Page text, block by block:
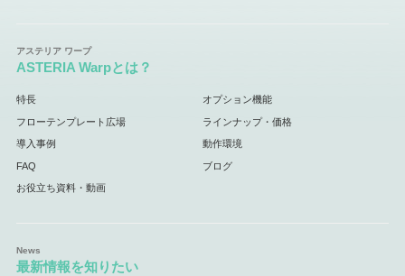
ASTERIA Warpとは？
特長 オプション機能
フローテンプレート広場 ラインナップ・価格
導入事例 動作環境
FAQ ブログ
お役立ち資料・動画
最新情報を知りたい